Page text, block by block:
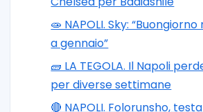
🧫 NAPOLI. Sky:
a gennaio”
🧱 LA TEGOLA. Il Napoli
per diverse settimane
🔴 NAPOLI. Folorunsho,